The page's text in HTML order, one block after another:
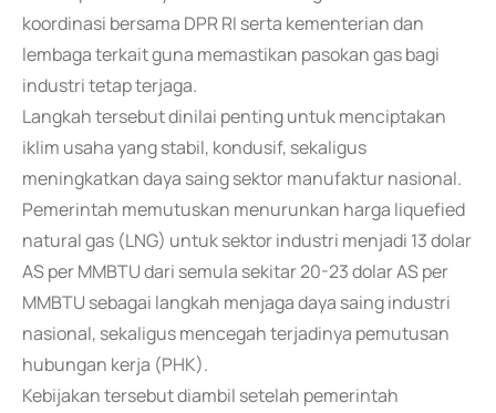
koordinasi bersama DPR RI serta kementerian dan
lembaga terkait guna memastikan pasokan gas bagi
industri tetap terjaga.
Langkah tersebut dinilai penting untuk menciptakan
iklim usaha yang stabil, kondusif, sekaligus
meningkatkan daya saing sektor manufaktur nasional.
Pemerintah memutuskan menurunkan harga liquefied
natural gas (LNG) untuk sektor industri menjadi 13 dolar
AS per MMBTU dari semula sekitar 20-23 dolar AS per
MMBTU sebagai langkah menjaga daya saing industri
nasional, sekaligus mencegah terjadinya pemutusan
hubungan kerja (PHK).
Kebijakan tersebut diambil setelah pemerintah